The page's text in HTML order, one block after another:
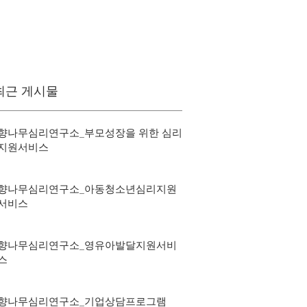
근 게시물
나무심리연구소_부모성장을 위한 심리
원서비스
나무심리연구소_아동청소년심리지원
비스
나무심리연구소_영유아발달지원서비
나무심리연구소_기업상담프로그램